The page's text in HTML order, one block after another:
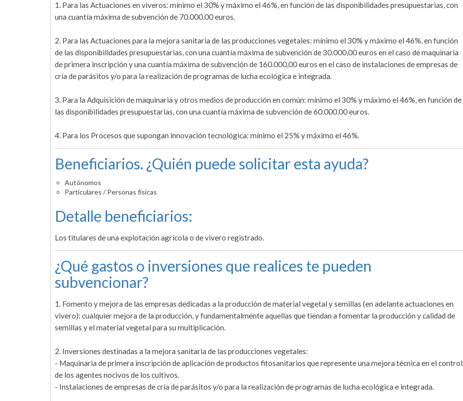
1. Para las Actuaciones en viveros: mínimo el 30% y máximo el 46%, en función de las disponibilidades presupuestarias, con
una cuantía máxima de subvención de 70.000,00 euros.
2. Para las Actuaciones para la mejora sanitaria de las producciones vegetales: mínimo el 30% y máximo el 46%, en función
de las disponibilidades presupuestarias, con una cuantía máxima de subvención de 30.000,00 euros en el caso de maquinaria
de primera inscripción y una cuantía máxima de subvención de 160.000,00 euros en el caso de instalaciones de empresas de
cría de parásitos y/o para la realización de programas de lucha ecológica e integrada.
3. Para la Adquisición de maquinaria y otros medios de producción en común: mínimo el 30% y máximo el 46%, en función de
las disponibilidades presupuestarias, con una cuantía máxima de subvención de 60.000,00 euros.
4. Para los Procesos que supongan innovación tecnológica: mínimo el 25% y máximo el 46%.
Beneficiarios. ¿Quién puede solicitar esta ayuda?
Autónomos
Particulares / Personas físicas
Detalle beneficiarios:
Los titulares de una explotación agrícola o de vivero registrado.
¿Qué gastos o inversiones que realices te pueden
subvencionar?
1. Fomento y mejora de las empresas dedicadas a la producción de material vegetal y semillas (en adelante actuaciones en
vivero): cualquier mejora de la producción, y fundamentalmente aquellas que tiendan a fomentar la producción y calidad de
semillas y el material vegetal para su multiplicación.
2. Inversiones destinadas a la mejora sanitaria de las producciones vegetales:
- Maquinaria de primera inscripción de aplicación de productos fitosanitarios que represente una mejora técnica en el control
de los agentes nocivos de los cultivos.
- Instalaciones de empresas de cría de parásitos y/o para la realización de programas de lucha ecológica e integrada.